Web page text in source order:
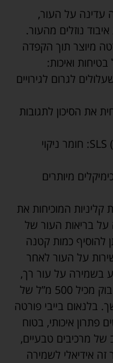
עדינה על העור,
נוזלים מהעור.
מיוצר תוך הקפדה
ואיכות:
לגרום לגירויים
את הסיכון לתגובות
ללא SLS (Sodium Lauryl Sulfate): חומר ניקוי
מיותרים
קליניות המוכיחות את
על בריאות העור של
להוסיף כמות קטנה
על העור לאחר
בשמירה על עור רך,
הבקבוק מכיל 500 מ”ל של
בלנאום בייבי פורטה
פתרון איכותי, בטוח
של מרכיבים טבעיים,
זה אידיאלי לשמירה